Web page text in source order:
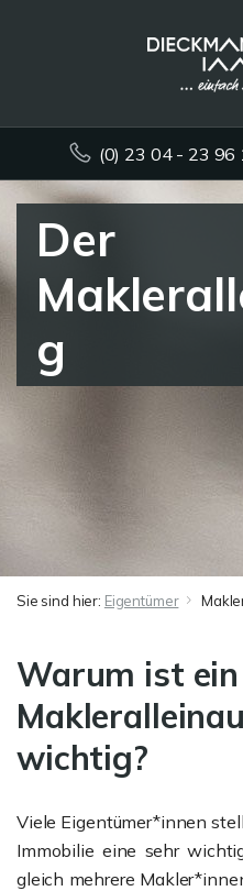
(0) 23 04 - 23 96
Der
g
Sie sind hier: Eigentümer
Warum ist ein
wichtig?
Viele Eigentümer*innen
Immobilie eine sehr
gleich mehrere